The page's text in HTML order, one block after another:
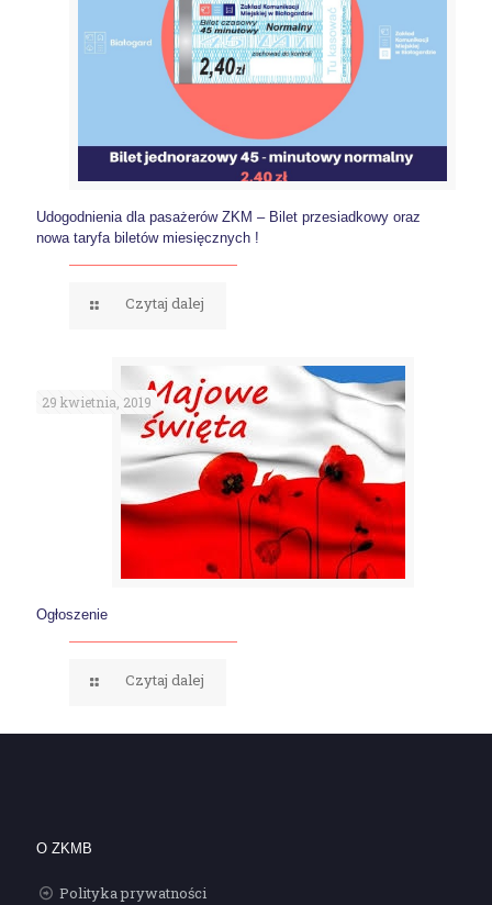
Udogodnienia dla pasażerów ZKM – Bilet przesiadkowy oraz
nowa taryfa biletów miesięcznych !
Czytaj dalej
29 kwietnia, 2019
Ogłoszenie
Czytaj dalej
O ZKMB
Polityka prywatności